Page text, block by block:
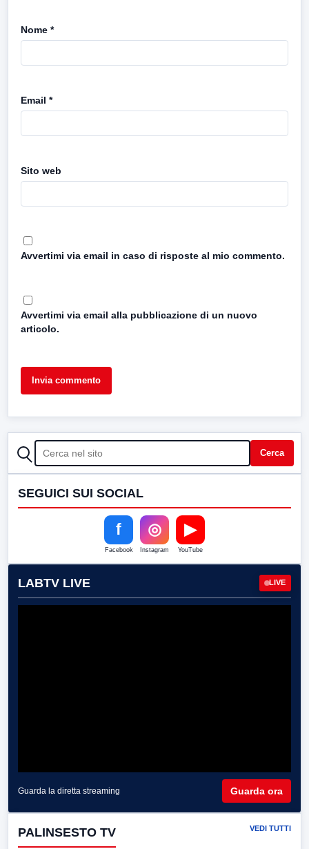
Nome *
Email *
Sito web
Avvertimi via email in caso di risposte al mio commento.
Avvertimi via email alla pubblicazione di un nuovo
articolo.
CERCA Cerca
SEGUICI SUI SOCIAL
f
Facebook
◎
Instagram
▶
YouTube
LABTV LIVE LIVE
Guarda la diretta streaming Guarda ora
PALINSESTO TV VEDI TUTTI